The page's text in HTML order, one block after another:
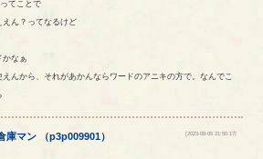
てことで
えん？ってなるけど
かなぁ
んから、それがあかんならワードのアニキの方で。なんでこ
庫マン （p3p009901） [2023-08-05 21:50:17]